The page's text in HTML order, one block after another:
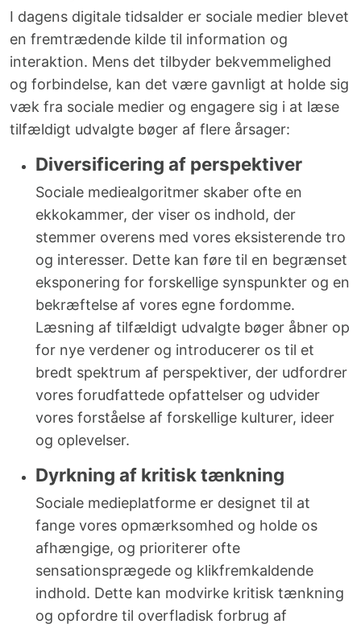
I dagens digitale tidsalder er sociale medier blevet
en fremtrædende kilde til information og
interaktion. Mens det tilbyder bekvemmelighed
og forbindelse, kan det være gavnligt at holde sig
væk fra sociale medier og engagere sig i at læse
tilfældigt udvalgte bøger af flere årsager:
Diversificering af perspektiver
Sociale mediealgoritmer skaber ofte en
ekkokammer, der viser os indhold, der
stemmer overens med vores eksisterende tro
og interesser. Dette kan føre til en begrænset
eksponering for forskellige synspunkter og en
bekræftelse af vores egne fordomme.
Læsning af tilfældigt udvalgte bøger åbner op
for nye verdener og introducerer os til et
bredt spektrum af perspektiver, der udfordrer
vores forudfattede opfattelser og udvider
vores forståelse af forskellige kulturer, ideer
og oplevelser.
Dyrkning af kritisk tænkning
Sociale medieplatforme er designet til at
fange vores opmærksomhed og holde os
afhængige, og prioriterer ofte
sensationsprægede og klikfremkaldende
indhold. Dette kan modvirke kritisk tænkning
og opfordre til overfladisk forbrug af